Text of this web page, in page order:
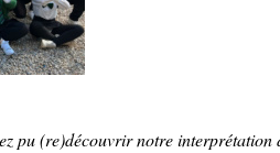
pu (re)découvrir notre interprétation